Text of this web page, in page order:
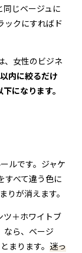
じベージュに
ックにすればド
、女性のビジネ
内に絞るだけ
になります。
ルです。ジャケ
すべて違う色に
りが消えます。
ツ＋ホワイトブ
なら、ベージ
まります。迷っ